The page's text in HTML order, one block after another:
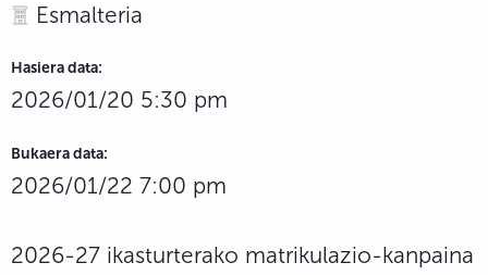
Esmalteria
Hasiera data:
2026/01/20 5:30 pm
Bukaera data:
2026/01/22 7:00 pm
2026-27 ikasturterako matrikulazio-kanpaina